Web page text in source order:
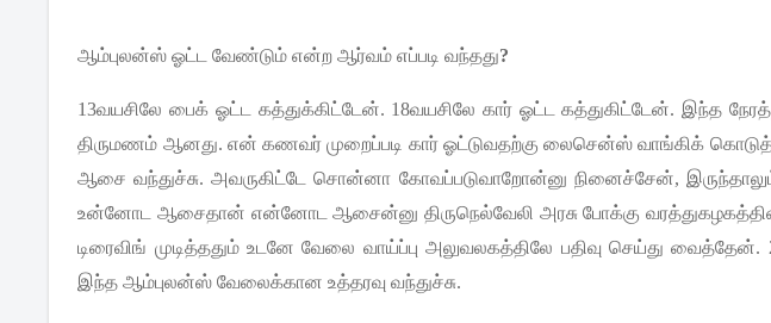
ஆம்புலன்ஸ் ஓட்ட வேண்டும் என்ற ஆர்வம் எப்படி வந்தது?
13வயசிலே பைக் ஓட்ட கத்துக்கிட்டேன். 18வயசிலே கார் ஓட்ட கத்துகிட்டேன். இந்த
திருமணம் ஆனது. என் கணவர் முறைப்படி கார் ஓட்டுவதற்கு லைசென்ஸ் வாங்கிக்
ஆசை வந்துச்சு.அவருகிட்டே சொன்னா கோவப்படுவாறோன்னு நினைச்சேன்,
உன்னோட
ஆசைதான் என்னோட ஆசைன்னு திருநெல்வேலி அரசு போக்கு
டிரைவிங் முடித்ததும் உடனே வேலை வாய்ப்பு அலுவலகத்திலே பதிவு செய்து வைத்தேன்.
இந்த ஆம்புலன்ஸ் வேலைக்கான உத்தரவு வந்துச்சு.